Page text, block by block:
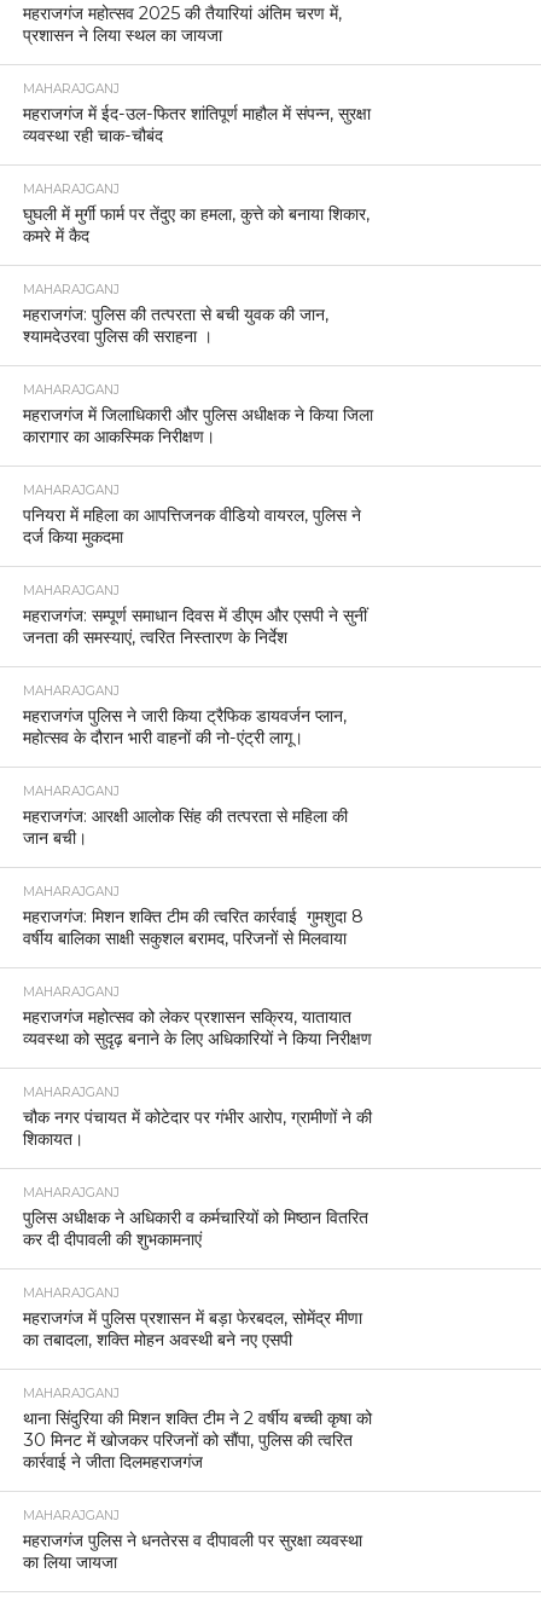
महराजगंज महोत्सव 2025 की तैयारियां अंतिम चरण में,
प्रशासन ने लिया स्थल का जायजा
MAHARAJGANJ
महराजगंज में ईद-उल-फितर शांतिपूर्ण माहौल में संपन्न, सुरक्षा
व्यवस्था रही चाक-चौबंद
MAHARAJGANJ
घुघली में मुर्गी फार्म पर तेंदुए का हमला, कुत्ते को बनाया शिकार,
कमरे में कैद
MAHARAJGANJ
महराजगंज: पुलिस की तत्परता से बची युवक की जान,
श्यामदेउरवा पुलिस की सराहना ।
MAHARAJGANJ
महराजगंज में जिलाधिकारी और पुलिस अधीक्षक ने किया जिला
कारागार का आकस्मिक निरीक्षण।
MAHARAJGANJ
पनियरा में महिला का आपत्तिजनक वीडियो वायरल, पुलिस ने
दर्ज किया मुकदमा
MAHARAJGANJ
महराजगंज: सम्पूर्ण समाधान दिवस में डीएम और एसपी ने सुनीं
जनता की समस्याएं, त्वरित निस्तारण के निर्देश
MAHARAJGANJ
महराजगंज पुलिस ने जारी किया ट्रैफिक डायवर्जन प्लान,
महोत्सव के दौरान भारी वाहनों की नो-एंट्री लागू।
MAHARAJGANJ
महराजगंज: आरक्षी आलोक सिंह की तत्परता से महिला की
जान बची।
MAHARAJGANJ
महराजगंज: मिशन शक्ति टीम की त्वरित कार्रवाई गुमशुदा 8
वर्षीय बालिका साक्षी सकुशल बरामद, परिजनों से मिलवाया
MAHARAJGANJ
महराजगंज महोत्सव को लेकर प्रशासन सक्रिय, यातायात
व्यवस्था को सुदृढ़ बनाने के लिए अधिकारियों ने किया निरीक्षण
MAHARAJGANJ
चौक नगर पंचायत में कोटेदार पर गंभीर आरोप, ग्रामीणों ने की
शिकायत।
MAHARAJGANJ
पुलिस अधीक्षक ने अधिकारी व कर्मचारियों को मिष्ठान वितरित
कर दी दीपावली की शुभकामनाएं
MAHARAJGANJ
महराजगंज में पुलिस प्रशासन में बड़ा फेरबदल, सोमेंद्र मीणा
का तबादला, शक्ति मोहन अवस्थी बने नए एसपी
MAHARAJGANJ
थाना सिंदुरिया की मिशन शक्ति टीम ने 2 वर्षीय बच्ची कृषा को
30 मिनट में खोजकर परिजनों को सौंपा, पुलिस की त्वरित
कार्रवाई ने जीता दिलमहराजगंज
MAHARAJGANJ
महराजगंज पुलिस ने धनतेरस व दीपावली पर सुरक्षा व्यवस्था
का लिया जायजा